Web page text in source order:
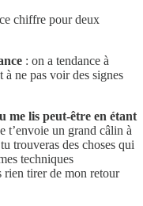
chiffre pour deux
: on a tendance à
à ne pas voir des signes
me lis peut-être en étant
t’envoie un grand câlin à
trouveras des choses qui
techniques
rien tirer de mon retour